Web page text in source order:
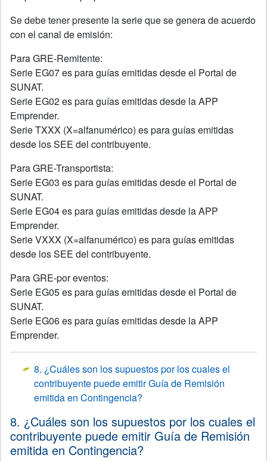
Se debe tener presente la serie que se genera de acuerdo
con el canal de emisión:
Para GRE-Remitente:
Serie EG07 es para guías emitidas desde el Portal de
SUNAT.
Serie EG02 es para guías emitidas desde la APP
Emprender.
Serie TXXX (X=alfanumérico) es para guías emitidas
desde los SEE del contribuyente.
Para GRE-Transportista:
Serie EG03 es para guías emitidas desde el Portal de
SUNAT.
Serie EG04 es para guías emitidas desde la APP
Emprender.
Serie VXXX (X=alfanumérico) es para guías emitidas
desde los SEE del contribuyente.
Para GRE-por eventos:
Serie EG05 es para guías emitidas desde el Portal de
SUNAT.
Serie EG06 es para guías emitidas desde la APP
Emprender.
8. ¿Cuáles son los supuestos por los cuales el
contribuyente puede emitir Guía de Remisión
emitida en Contingencia?
8. ¿Cuáles son los supuestos por los cuales el
contribuyente puede emitir Guía de Remisión
emitida en Contingencia?